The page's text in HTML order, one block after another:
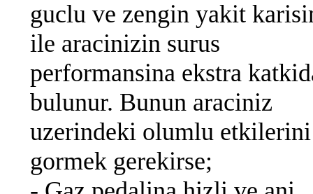
guclu ve zengin yakit
ile aracinizin surus
performansina ekstra
bulunur. Bunun araciniz
uzerindeki olumlu etkilerini
gormek gerekirse;